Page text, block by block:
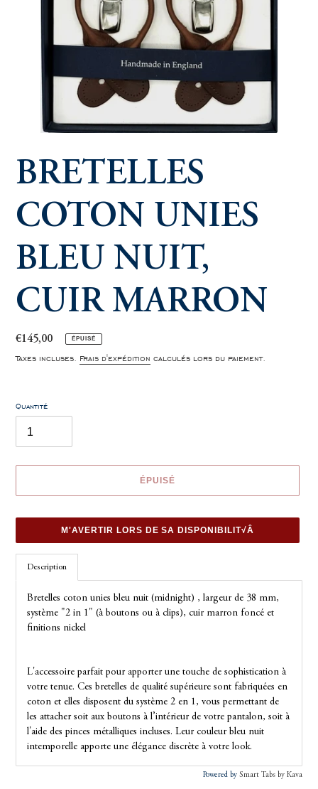
BRETELLES
COTON UNIES
BLEU NUIT,
CUIR MARRON
Prix
normal
€145,00 ÉPUISÉ
Taxes incluses. Frais d'expédition calculés lors du paiement.
Quantité
ÉPUISÉ
M'AVERTIR LORS DE SA DISPONIBILIT√Â
Ajout
d'un
votre
panier
Description
Bretelles coton unies bleu nuit (midnight) , largeur de 38 mm,
système "2 in 1" (à boutons ou à clips), cuir marron foncé et
finitions nickel
L'accessoire parfait pour apporter une touche de sophistication à
votre tenue. Ces bretelles de qualité supérieure sont fabriquées en
coton et elles disposent du système 2 en 1, vous permettant de
les attacher soit aux boutons à l’intérieur de votre pantalon, soit à
l'aide des pinces métalliques incluses. Leur couleur bleu nuit
intemporelle apporte une élégance discrète à votre look.
Powered by Smart Tabs by Kava